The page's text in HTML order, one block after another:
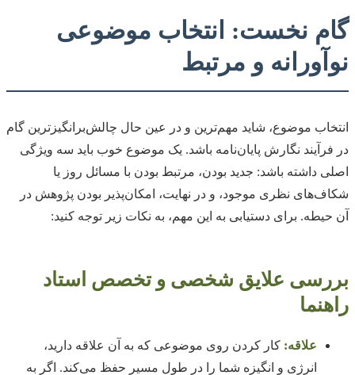
گام نخست: انتخاب موضوعی
نوآورانه و مرتبط
انتخاب موضوع، شاید مهم‌ترین و در عین حال چالش‌برانگیزترین گام
در فرآیند نگارش پایان‌نامه باشد. یک موضوع خوب باید سه ویژگی
اصلی داشته باشد: جدید بودن، مرتبط بودن با مسائل روز یا
شکاف‌های نظری موجود، و در نهایت، امکان‌پذیر بودن پژوهش در
آن حیطه. برای دستیابی به این مهم، به نکات زیر توجه کنید:
بررسی علایق شخصی و تخصص استاد
راهنما
علاقه: کار کردن روی موضوعی که به آن علاقه دارید،
انرژی و انگیزه شما را در طول مسیر حفظ می‌کند. اگر به